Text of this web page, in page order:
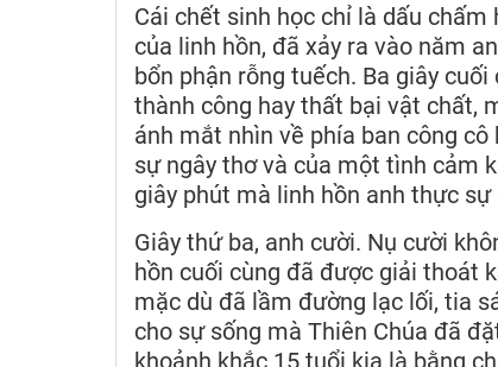
Cái chết sinh học chỉ là dấu
của linh hồn, đã xảy ra vào năm
bổn phận rỗng tuếch. Ba giây
thành công hay thất bại vật chất,
ánh mắt nhìn về phía ban công
sự ngây thơ và của một tình cảm
giây phút mà linh hồn anh thực
Giây thứ ba, anh cười. Nụ cười
hồn cuối cùng đã được giải thoát
mặc dù đã lầm đường lạc lối, tia
cho sự sống mà Thiên Chúa đã
khoảnh khắc 15 tuổi kia là bằng